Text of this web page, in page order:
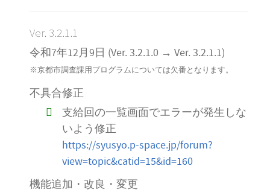
Ver. 3.2.1.1
令和7年12月9日 (Ver. 3.2.1.0 → Ver. 3.2.1.1)
※京都市調査課用プログラムについては欠番となります。
不具合修正
支給回の一覧画面でエラーが発生しな
いよう修正
https://syusyo.p-space.jp/forum?
view=topic&catid=15&id=160
機能追加・改良・変更